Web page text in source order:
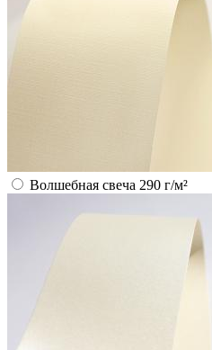
Волшебная свеча 290 г/м²